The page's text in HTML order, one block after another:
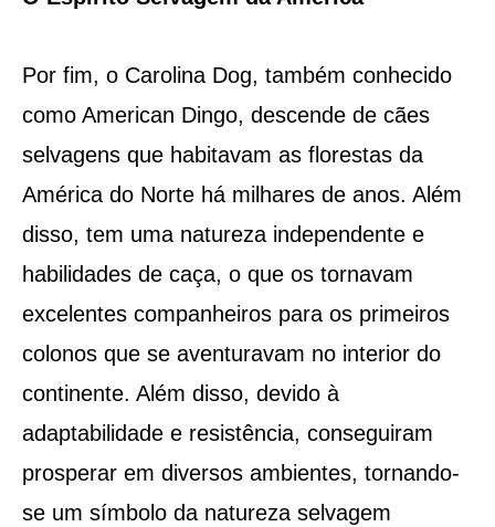
Por fim, o Carolina Dog, também conhecido
como American Dingo, descende de cães
selvagens que habitavam as florestas da
América do Norte há milhares de anos. Além
disso, tem uma natureza independente e
habilidades de caça, o que os tornavam
excelentes companheiros para os primeiros
colonos que se aventuravam no interior do
continente. Além disso, devido à
adaptabilidade e resistência, conseguiram
prosperar em diversos ambientes, tornando-
se um símbolo da natureza selvagem